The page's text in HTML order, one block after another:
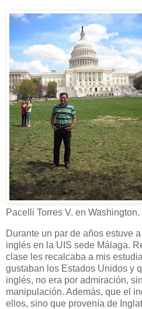
​Pacelli Torres V. en Washington.
Durante un par de años estuve
inglés en la UIS sede Málaga.
clase les recalcaba a mis
gustaban los Estados Unidos y
inglés, no era por admiración,
manipulación. Además, que el
ellos, sino que provenía de